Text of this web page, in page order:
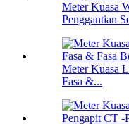
Meter Kuasa
Penggantian
Meter Kuasa
Fasa &...